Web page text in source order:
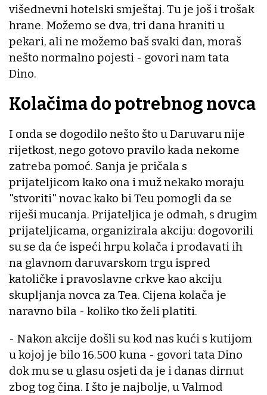
višednevni hotelski smještaj. Tu je još i trošak
hrane. Možemo se dva, tri dana hraniti u
pekari, ali ne možemo baš svaki dan, moraš
nešto normalno pojesti - govori nam tata
Dino.
Kolačima do potrebnog novca
I onda se dogodilo nešto što u Daruvaru nije
rijetkost, nego gotovo pravilo kada nekome
zatreba pomoć. Sanja je pričala s
prijateljicom kako ona i muž nekako moraju
"stvoriti" novac kako bi Teu pomogli da se
riješi mucanja. Prijateljica je odmah, s drugim
prijateljicama, organizirala akciju: dogovorili
su se da će ispeći hrpu kolača i prodavati ih
na glavnom daruvarskom trgu ispred
katoličke i pravoslavne crkve kao akciju
skupljanja novca za Tea. Cijena kolača je
naravno bila - koliko tko želi platiti.
- Nakon akcije došli su kod nas kući s kutijom
u kojoj je bilo 16.500 kuna - govori tata Dino
dok mu se u glasu osjeti da je i danas dirnut
zbog tog čina. I što je najbolje, u Valmod